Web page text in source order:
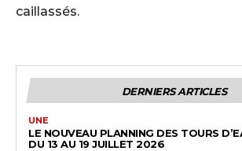
caillassés.
DERNIERS ARTICLES
UNE
LE NOUVEAU PLANNING DES TOURS
DU 13 AU 19 JUILLET 2026